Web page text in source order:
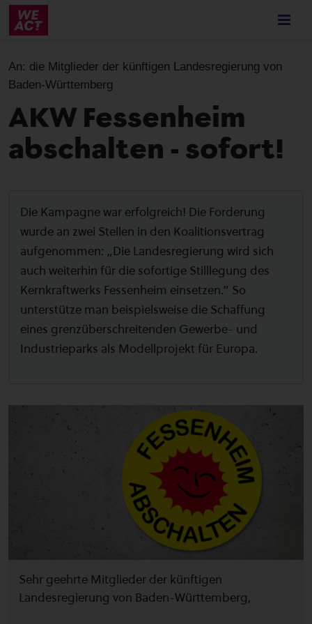
Skip
content
An: die Mitglieder der künftigen Landesregierung von
Baden-Württemberg
AKW Fessenheim
abschalten - sofort!
Die Kampagne war erfolgreich! Die Forderung
wurde an zwei Stellen in den Koalitionsvertrag
aufgenommen: „Die Landesregierung wird sich
auch weiterhin für die sofortige Stilllegung des
Kernkraftwerks Fessenheim einsetzen.“ So
unterstütze man beispielsweise die Schaffung
eines grenzüberschreitenden Gewerbe- und
Industrieparks als Modellprojekt für Europa.
Sehr geehrte Mitglieder der künftigen
Landesregierung von Baden-Württemberg,